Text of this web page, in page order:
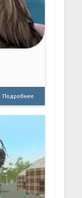
Подробнее